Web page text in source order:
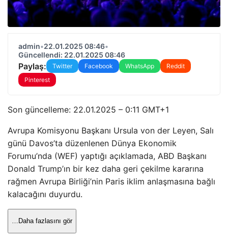
admin•22.01.2025 08:46•
Güncellendi: 22.01.2025 08:46
Paylaş: Twitter Facebook WhatsApp
Reddit
Pinterest
Son güncelleme: 22.01.2025 – 0:11 GMT+1
Avrupa Komisyonu Başkanı Ursula von der Leyen, Salı
günü Davos’ta düzenlenen Dünya Ekonomik
Forumu’nda (WEF) yaptığı açıklamada, ABD Başkanı
Donald Trump’ın bir kez daha geri çekilme kararına
rağmen Avrupa Birliği’nin Paris iklim anlaşmasına bağlı
kalacağını duyurdu.
…Daha fazlasını gör